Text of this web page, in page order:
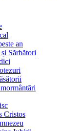
an
Sărbători
Cristos